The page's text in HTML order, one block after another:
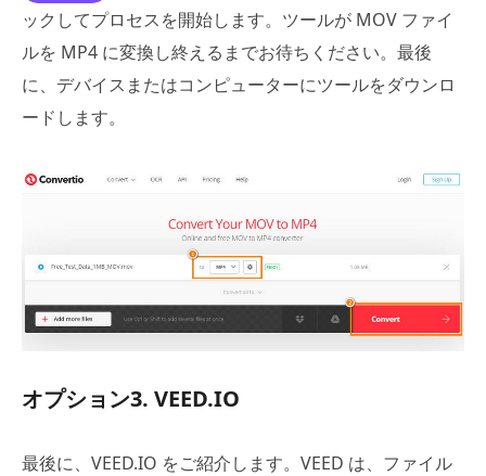
ックしてプロセスを開始します。ツールが MOV ファイ
ルを MP4 に変換し終えるまでお待ちください。最後
に、デバイスまたはコンピューターにツールをダウンロ
ードします。
オプション3. VEED.IO
最後に、VEED.IO をご紹介します。VEED は、ファイル